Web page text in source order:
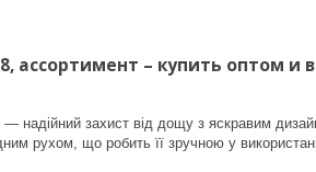
ассортимент – купить оптом и
— надійний захист від дощу з яскравим
рухом, що робить її зручною у